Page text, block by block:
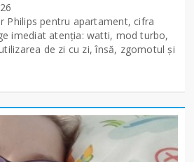
Philips pentru apartament, cifra
imediat atenția: watti, mod turbo,
de zi cu zi, însă, zgomotul și